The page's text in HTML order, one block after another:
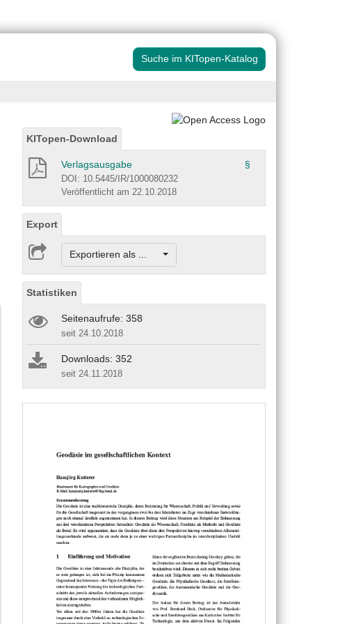
Suche im KITopen-Katalog
KITopen-Download
Verlagsausgabe §
DOI: 10.5445/IR/1000080232
Veröffentlicht am 22.10.2018
Export
Exportieren als ...
Statistiken
Seitenaufrufe: 358
seit 24.10.2018
Downloads: 352
seit 24.11.2018